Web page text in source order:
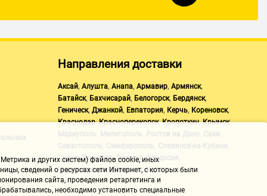
Направления доставки
Аксай, Алушта, Анапа, Армавир, Армянск,
Батайск, Бахчисарай, Белогорск, Бердянск,
Геническ, Джанкой, Евпатория, Керчь, Кореновск,
Краснодар,Красноперекопск,Кропоткин,Крымск,
Мариуполь Мелитополь Ростов на Дону Саки
Севастополь Симферополь Славянск-на-Кубани
Судак,Таганрог,Темрюк,Феодосия
Черноморское ,Щелкино,Ялта
и других систем) файлов cookie, иных
сведений о ресурсах сети Интернет, с которых были
сайта, проведения ретаргетинга и
необходимо установить специальные